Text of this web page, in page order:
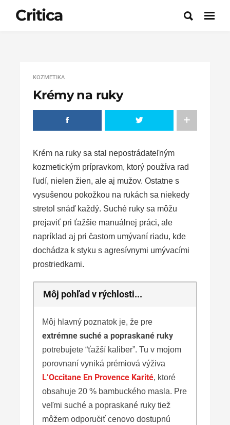
Critica
KOZMETIKA
Krémy na ruky
Krém na ruky sa stal nepostrádateľným
kozmetickým prípravkom, ktorý používa rad
ľudí, nielen žien, ale aj mužov. Ostatne s
vysušenou pokožkou na rukách sa niekedy
stretol snáď každý. Suché ruky sa môžu
prejaviť pri ťažšie manuálnej práci, ale
napríklad aj pri častom umývaní riadu, kde
dochádza k styku s agresívnymi umývacími
prostriedkami.
Môj pohľad v rýchlosti...
Môj hlavný poznatok je, že pre
extrémne suché a popraskané ruky
potrebujete “ťažší kaliber”. Tu v mojom
porovnaní vyniká prémiová výživa
L’Occitane En Provence Karité, ktoré
obsahuje 20 % bambuckého masla. Pre
veľmi suché a popraskané ruky tiež
môžem odporučiť cenovo dostupnú